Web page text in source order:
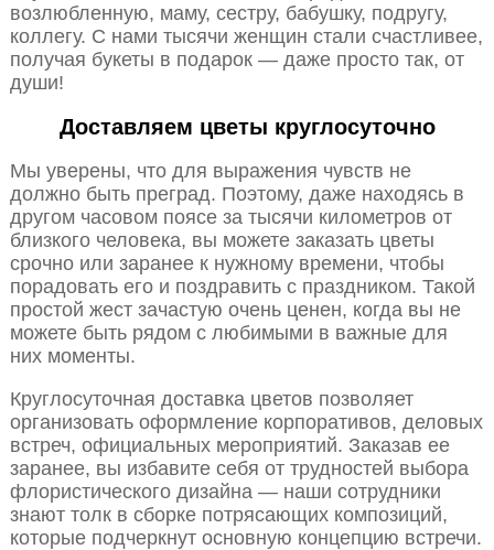
возлюбленную, маму, сестру, бабушку, подругу,
коллегу. С нами тысячи женщин стали счастливее,
получая букеты в подарок — даже просто так, от
души!
Доставляем цветы круглосуточно
Мы уверены, что для выражения чувств не
должно быть преград. Поэтому, даже находясь в
другом часовом поясе за тысячи километров от
близкого человека, вы можете заказать цветы
срочно или заранее к нужному времени, чтобы
порадовать его и поздравить с праздником. Такой
простой жест зачастую очень ценен, когда вы не
можете быть рядом с любимыми в важные для
них моменты.
Круглосуточная доставка цветов позволяет
организовать оформление корпоративов, деловых
встреч, официальных мероприятий. Заказав ее
заранее, вы избавите себя от трудностей выбора
флористического дизайна — наши сотрудники
знают толк в сборке потрясающих композиций,
которые подчеркнут основную концепцию встречи.